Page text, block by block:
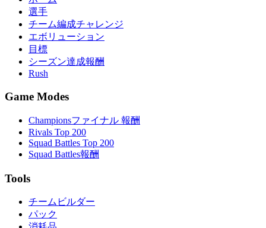
選手
チーム編成チャレンジ
エボリューション
目標
シーズン達成報酬
Rush
Game Modes
Championsファイナル 報酬
Rivals Top 200
Squad Battles Top 200
Squad Battles報酬
Tools
チームビルダー
パック